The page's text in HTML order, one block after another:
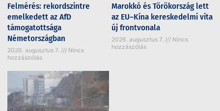
Felmérés: rekordszintre
emelkedett az AfD
támogatottsága
Németországban
2026. augusztus 7.
Nincs
hozzászólás
Marokkó és Törökország lett
az EU–Kína kereskedelmi vita
új frontvonala
2026. augusztus 7.
Nincs
hozzászólás